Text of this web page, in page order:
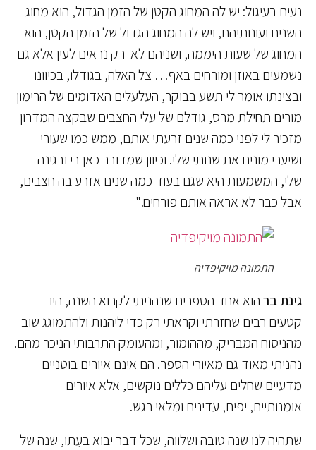
נעים בעיגול: יש לה המחוג הקטן של הזמן הגדול, הוא מחוג
השנים ועונותיהם, ויש לה המחוג הגדול של הזמן הקטן, הוא
המחוג של שעות היממה, ושניהם לא רק נראים לעין אלא גם
נשמעים באוזן ומורחים באף… צל האלה, בגודלו, בכיוונו
ובצינתו אומר לי תשע בבוקר, העלעלים האדומים של הרימון
מורים תחילת מרס, גודלם של עלי החצבים שבקצה המדרון
מזכיר לי לפני כמה שנים זרעתי אותם, ממש כמו שעורי
ושיערי מונים את שנותי שלי. וכיוון שמדובר כאן בי ובגינה
שלי, המשמעות היא שגם בעוד כמה שנים אזרע בה חצבים,
אבל כבר לא אראה אותם פורחים."
התמונה מויקיפדיה
גינת ברהוא אחד הספרים שנהניתי לקרוא השנה, היו
קטעים רבים שחזרתי וקראתי רק כדי ליהנות ולהתמוגג שוב
מהניסוח המבריק, מההומור, ומהעומק התרבותי הניכר מהם.
נהניתי מאוד גם מאיורי הספר. הם אינם איורים בוטניים
מדעיים שחלים עליהם כללים נוקשים, אלא איורים
אומנותיים, יפים, עדינים ומלאי רגש.
שתהיה לנו שנה טובה ושלווה, שכל דבר יבוא בעִתו, שנה של